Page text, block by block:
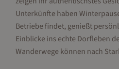
Unterkünfte haben
Betriebe findet, genießt
Einblicke ins echte Dorf­leben
Wanderwege können nach